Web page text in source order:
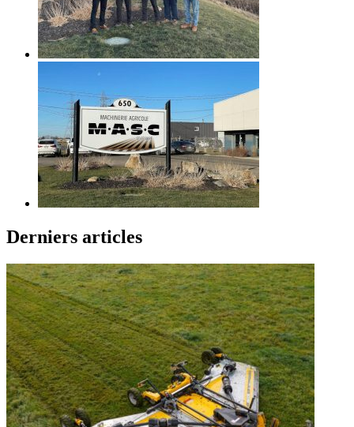
Derniers articles